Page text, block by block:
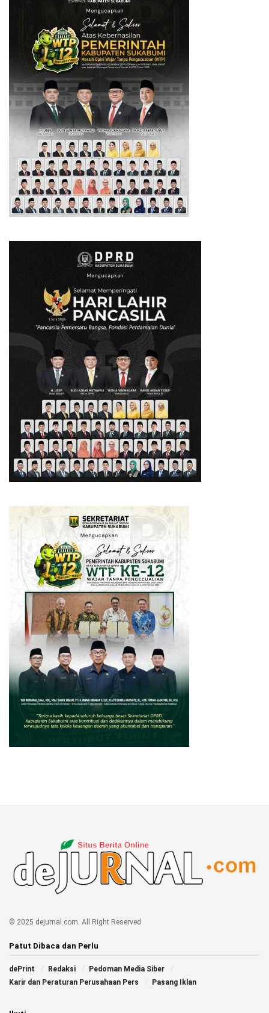
© 2025 dejurnal.com. All Right Reserved
Patut Dibaca dan Perlu
dePrint Redaksi
Pedoman Media Siber
Karir dan Peraturan Perusahaan Pers
Pasang Iklan